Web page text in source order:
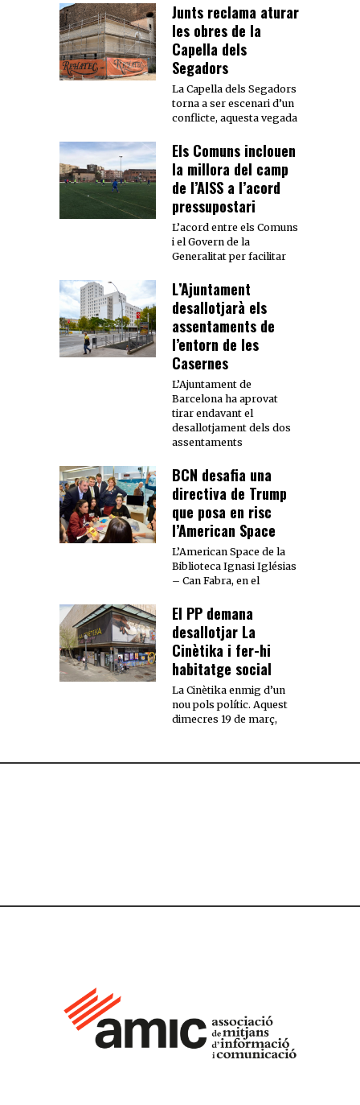
Junts reclama aturar
les obres de la
Capella dels
Segadors
La Capella dels Segadors
torna a ser escenari d’un
conflicte, aquesta vegada
Els Comuns inclouen
la millora del camp
de l’AISS a l’acord
pressupostari
L’acord entre els Comuns
i el Govern de la
Generalitat per facilitar
L’Ajuntament
desallotjarà els
assentaments de
l’entorn de les
Casernes
L’Ajuntament de
Barcelona ha aprovat
tirar endavant el
desallotjament dels dos
assentaments
BCN desafia una
directiva de Trump
que posa en risc
l’American Space
L’American Space de la
Biblioteca Ignasi Iglésias
– Can Fabra, en el
El PP demana
desallotjar La
Cinètika i fer-hi
habitatge social
La Cinètika enmig d’un
nou pols polític. Aquest
dimecres 19 de març,